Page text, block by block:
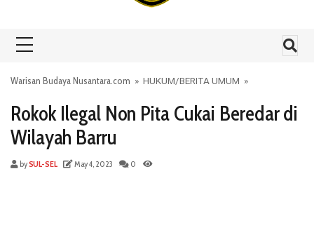
Warisan Budaya Nusantara.com » HUKUM/BERITA UMUM »
Rokok Ilegal Non Pita Cukai Beredar di
Wilayah Barru
bySUL-SEL May 4, 2023 0